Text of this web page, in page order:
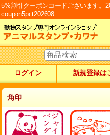
5%割引クーポンコードございます。
coupon5pct202608
ログイン 新規登録は
角印